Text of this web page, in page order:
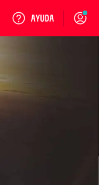
Login